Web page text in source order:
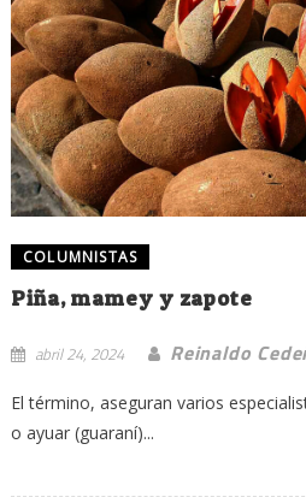
COLUMNISTAS
Piña, mamey y zapote
abril 24, 2024 Reinaldo
El término, aseguran varios
o ayuar (guaraní)...